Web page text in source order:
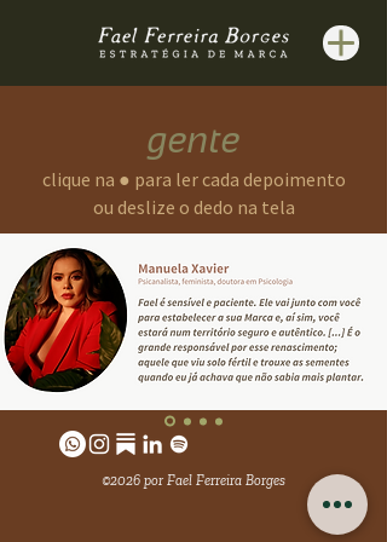
gente
clique na ● para ler cada depoimento
ou deslize o dedo na tela
©2026 por Fael Ferreira Borges